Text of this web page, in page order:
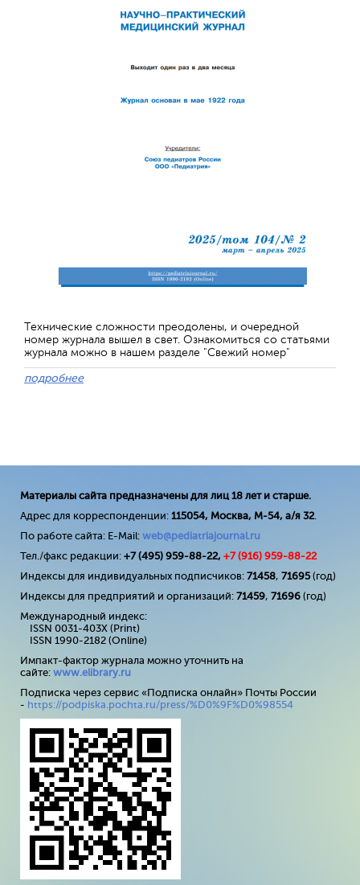
Технические сложности преодолены, и очередной
номер журнала вышел в свет. Ознакомиться со статьями
журнала можно в нашем разделе "Свежий номер"
подробнее
Материалы сайта предназначены для лиц 18 лет и старше.
Адрес для корреспонденции: 115054, Москва, М-54, а/я 32.
По работе сайта: E-Mail: web@pediatriajournal.ru
Тел./факс редакции: +7 (495) 959-88-22, +7 (916) 959-88-22
Индексы для индивидуальных подписчиков: 71458, 71695(год)
Индексы для предприятий и организаций: 71459, 71696 (год)
Международный индекс:
ISSN 0031-403X (Print)
ISSN 1990-2182 (Online)
Импакт-фактор журнала можно уточнить на
сайте: www.elibrary.ru
Подписка через сервис «Подписка онлайн» Почты России
- https://podpiska.pochta.ru/press/%D0%9F%D0%98554